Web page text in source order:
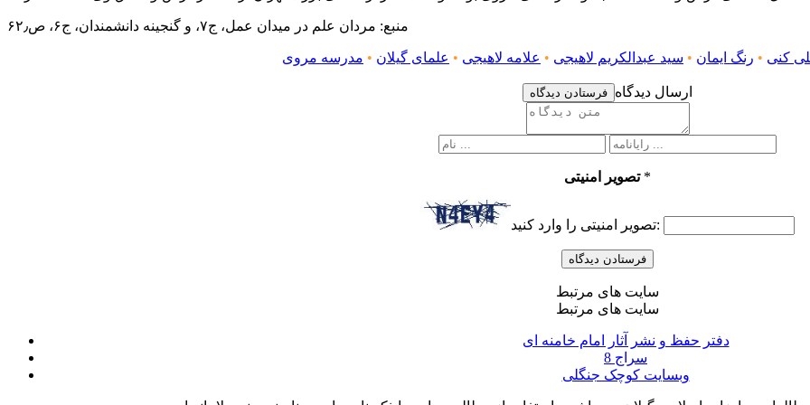
منبع: مردان علم در میدان عمل، ج۷، و گنجینه دانشمندان، ج۶، ص۶۲٫
کنی • رنگ ایمان • سید عبدالکریم لاهیجی • علامه لاهیجی • علمای گیلان • مدرسه مروی
فرستادن دیدگاه ارسال دیدگاه
تصویر امنیتی *
تصویر امنیتی را وارد کنید:
سایت های مرتبط
سایت های مرتبط
دفتر حفظ و نشر آثار امام خامنه ای
سراج 8
وبسایت کوچک جنگلی